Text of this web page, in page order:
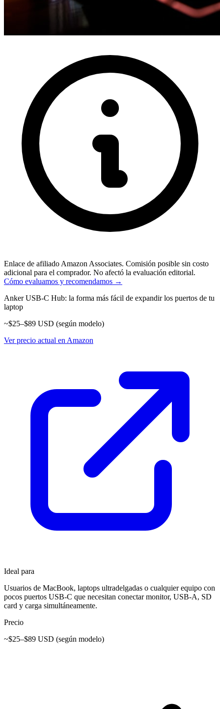
Enlace de afiliado Amazon Associates. Comisión posible sin costo
adicional para el comprador. No afectó la evaluación editorial.
Cómo evaluamos y recomendamos →
Anker USB-C Hub: la forma más fácil de expandir los puertos de tu
laptop
~$25–$89 USD (según modelo)
Ver precio actual en Amazon
Ideal para
Usuarios de MacBook, laptops ultradelgadas o cualquier equipo con
pocos puertos USB-C que necesitan conectar monitor, USB-A, SD
card y carga simultáneamente.
Precio
~$25–$89 USD (según modelo)